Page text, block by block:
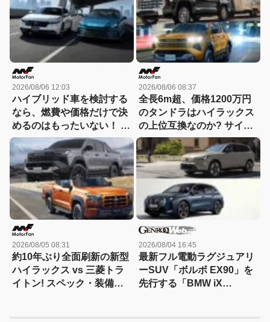
2026/08/06 12:03
ハイブリッド車を検討する
なら、燃費や価格だけで決
めるのはもったいない！ ト
ヨタとホンダでハイブリッ
ド車の「走りの個性」が異
なるのには理由があった
2026/08/06 08:37
全長6m超、価格1200万円
のタンドラはハイラックス
の上位互換なのか? サイ
ズ・装備・走り・価格を徹
底比較して分かった決定的
な違い 【新型ハイラックス
徹底比較】
2026/08/05 08:31
約10年ぶり全面刷新の新型
ハイラックス vs 三菱トラ
イトン! スペック・装備・
2026/08/04 16:45
最新フル電動ラグジュアリ
ーSUV「ボルボ EX90」を
先行する「BMW iX